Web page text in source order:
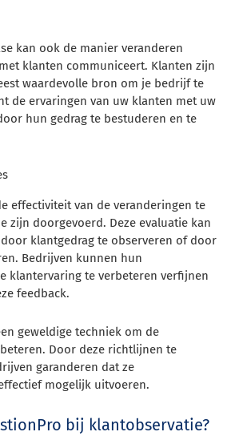
kan ook de manier veranderen
klanten communiceert. Klanten zijn
waardevolle bron om je bedrijf te
de ervaringen van uw klanten met uw
hun gedrag te bestuderen en te
effectiviteit van de veranderingen te
zijn doorgevoerd. Deze evaluatie kan
klantgedrag te observeren of door
Bedrijven kunnen hun
klantervaring te verbeteren verfijnen
feedback.
geweldige techniek om de
Door deze richtlijnen te
garanderen dat ze
mogelijk uitvoeren.
bij klantobservatie?